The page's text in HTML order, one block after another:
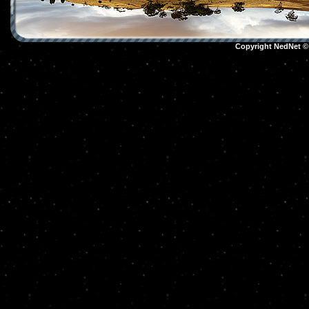
Copyright NedNet